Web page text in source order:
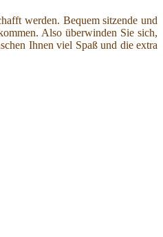
werden. Bequem sitzende und
Also überwinden Sie sich,
Ihnen viel Spaß und die extra